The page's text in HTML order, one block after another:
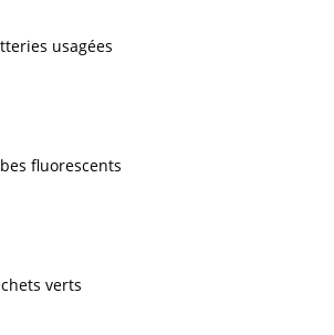
usagées
fluorescents
verts